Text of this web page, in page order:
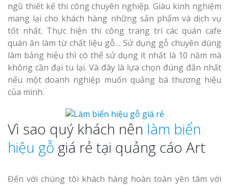
ngũ thiết kế thi công chuyên nghiệp. Giàu kinh nghiệm
mang lại cho khách hàng những sản phẩm và dịch vụ
tốt nhất. Thực hiện thi công trang trí các quán cafe
quán ăn làm từ chất liệu gỗ… Sử dụng gỗ chuyên dùng
làm bảng hiệu thì có thể sử dụng ít nhất là 10 năm mà
không cần đại tu lại. Và đây là lựa chọn đúng đắn nhất
nếu một doanh nghiệp muốn quảng bá thương hiệu
của mình.
Vì sao quý khách nên làm biển
hiệu gỗ giá rẻ tại quảng cáo Art
Đến với chúng tôi khách hàng hoàn toàn yên tâm với